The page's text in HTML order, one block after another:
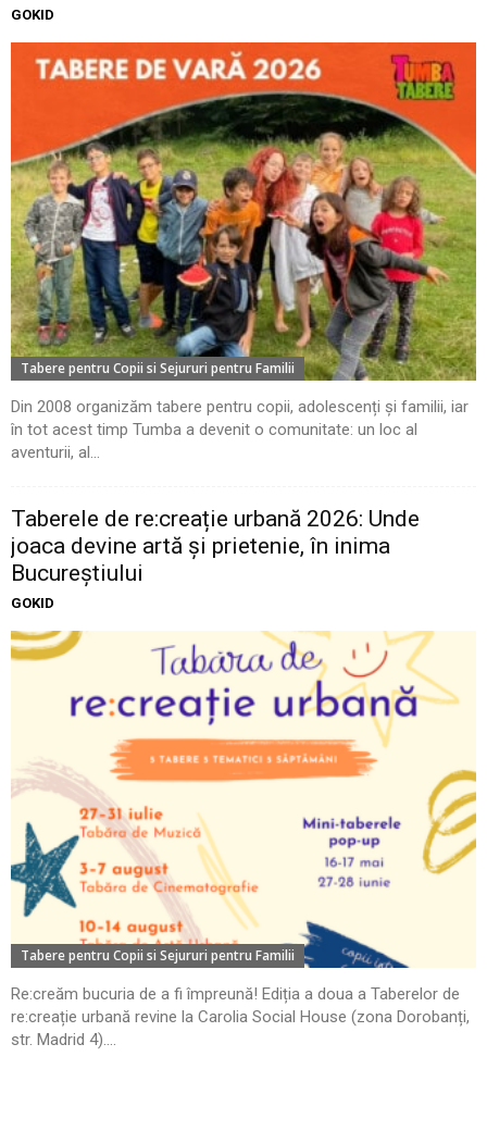
GOKID
Tabere pentru Copii si Sejururi pentru Familii
Din 2008 organizăm tabere pentru copii, adolescenți și familii, iar
în tot acest timp Tumba a devenit o comunitate: un loc al
aventurii, al...
Taberele de re:creație urbană 2026: Unde
joaca devine artă și prietenie, în inima
Bucureștiului
GOKID
Tabere pentru Copii si Sejururi pentru Familii
Re:creăm bucuria de a fi împreună! Ediția a doua a Taberelor de
re:creație urbană revine la Carolia Social House (zona Dorobanți,
str. Madrid 4)....